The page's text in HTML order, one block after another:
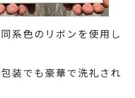
系色のリボンを使用し
装でも豪華で洗礼され